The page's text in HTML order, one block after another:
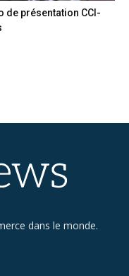
de présentation CCI-
dans le monde.